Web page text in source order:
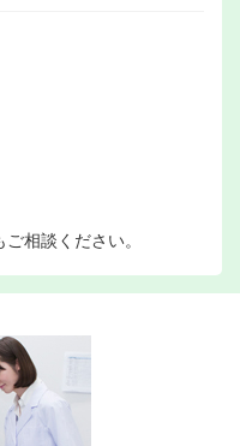
相談ください。